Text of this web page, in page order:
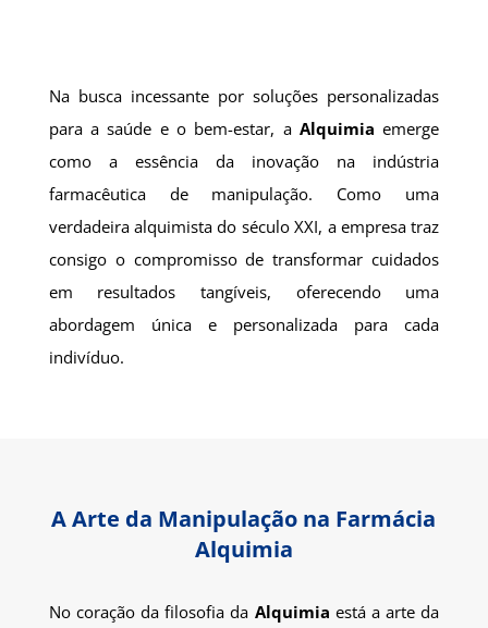
Na busca incessante por soluções personalizadas
para a saúde e o bem-estar, a Alquimia emerge
como a essência da inovação na indústria
farmacêutica de manipulação. Como uma
verdadeira alquimista do século XXI, a empresa traz
consigo o compromisso de transformar cuidados
em resultados tangíveis, oferecendo uma
abordagem única e personalizada para cada
indivíduo.
A Arte da Manipulação na Farmácia
Alquimia
No coração da filosofia da Alquimia está a arte da